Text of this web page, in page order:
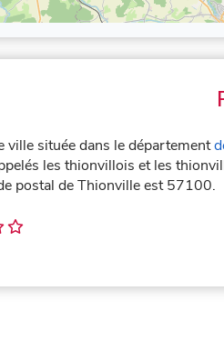
ville située dans le département
les thionvillois et les
postal de Thionville est 57100.